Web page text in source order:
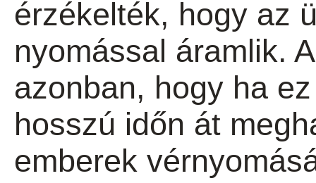
érzékelték, hogy az
nyomással áramlik.
azonban, hogy ha
hosszú időn át
emberek